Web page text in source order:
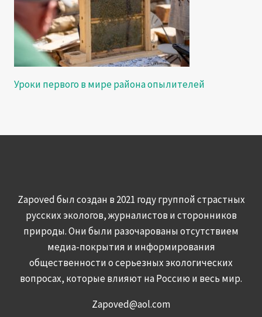
Уроки первого в мире района опылителей
Zapoved был создан в 2021 году группой страстных
русских экологов, журналистов и сторонников
природы. Они были разочарованы отсутствием
медиа-покрытия и информирования
общественности о серьезных экологических
вопросах, которые влияют на Россию и весь мир.
Zapoved@aol.com